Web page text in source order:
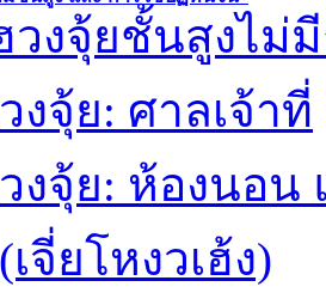
วงจุ้ยชั้นสูงไม่
จุ้ย: ศาลเจ้าที่
งจุ้ย: ห้องนอน
จี่ยโหงวเฮ้ง)